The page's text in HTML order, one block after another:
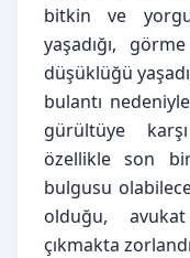
bitkin ve
yaşadığı,
düşüklüğü
bulantı
gürültüye
özellikle son
bulgusu
olduğu,
çıkmakta